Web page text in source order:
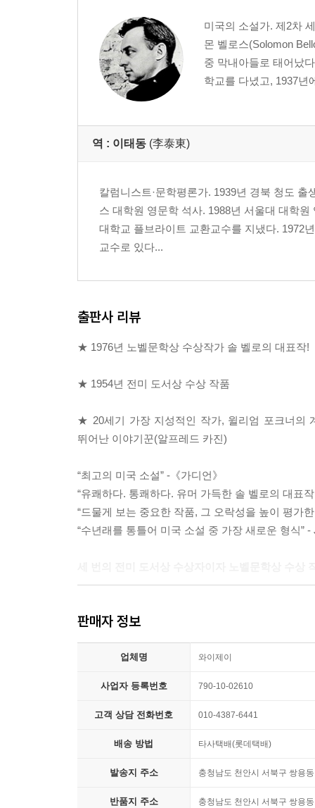
미국의 소설가. 제2차
몬 벨로스(Solomon
중 막내아들로 태어났
학교를 다녔고, 1937년
역 : 이태동 (李泰東)
칼럼니스트·문학평론가. 1939년 경북 청도
스 대학원 영문학 석사. 1988년 서울대 대학
대학교 플브라이트 교환교수를 지냈다. 1972
교수로 있다...
출판사 리뷰
★ 1976년 노벨문학상 수상작가 솔 벨로의 대표작!
★ 1954년 전미 도서상 수상 작품
★ 20세기 가장 지성적인 작가, 윌리엄 포크너의
뛰어난 이야기꾼(알프레드 카진)
“최고의 미국 소설” -《가디언》
“유쾌하다. 통쾌하다. 유머 가득한 솔 벨로의 대표
“드물게 보는 중요한 작품, 그 오락성을 높이 평가
“수년래를 통틀어 미국 소설 중 가장 새로운 형식”
「허조그」가 바로 그것인데, 이들 작품은 순
(프레드릭 듀피), 새로운 신화를 창조해 내는 진실
미국문학을 논할 수 없다고 여겨질 정도로 중요
자칫 개인의 일기가 될 소지가 있는 그의 소설
만날 수 있다니 펭귄클래식 코리아가 오랫동안 정
판매자 정보
업체명 와이제이
사업자 등록번호 790-10-02610
고객 상담 전화번호 010-4387-6441
배송 방법 타사택배(롯데택배)
발송지 주소 충청남도 천안시 서북구 쌍용
반품지 주소 충청남도 천안시 서북구 쌍용